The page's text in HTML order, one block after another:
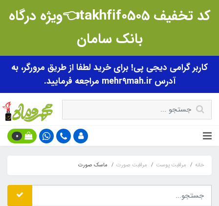
کد تخفیف takhfif0505👈ویژه درگاه
بانک سامان
کاربر گرامی دیجی پی! برای خرید لطفا از طریق مرورگر، به
آدرس mehr9mah.ir مراجعه فرمایید.
0
خانه مراقبت پوست مراقبت صورت ماسک صورت